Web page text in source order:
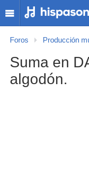
Foros Producción
Suma en
algodón.